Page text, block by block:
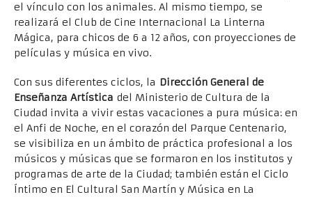
el vínculo con los animales. Al mismo tiempo, se
realizará el Club de Cine Internacional La Linterna
Mágica, para chicos de 6 a 12 años, con proyecciones de
películas y música en vivo.
Con sus diferentes ciclos, la Dirección General de
Enseñanza Artística del Ministerio de Cultura de la
Ciudad invita a vivir estas vacaciones a pura música: en
el Anfi de Noche, en el corazón del Parque Centenario,
se visibiliza en un ámbito de práctica profesional a los
músicos y músicas que se formaron en los institutos y
programas de arte de la Ciudad; también están el Ciclo
Íntimo en El Cultural San Martín y Música en La